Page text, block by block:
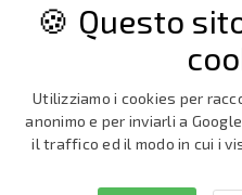
🍪 Questo
Utilizziamo i cookies per
anonimo e per inviarli a
il traffico ed il modo in cui i